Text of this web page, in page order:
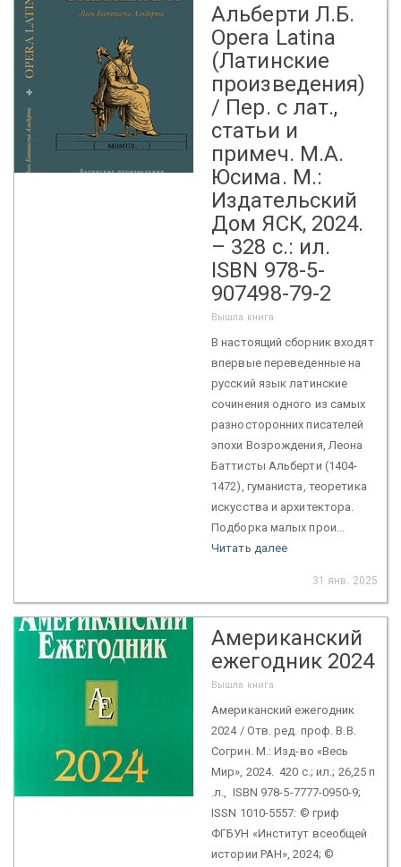
Альберти Л.Б.
Opera Latina
(Латинские
произведения)
/ Пер. с лат.,
статьи и
примеч. М.А.
Юсима. М.:
Издательский
Дом ЯСК, 2024.
– 328 с.: ил.
ISBN 978-5-
907498-79-2
Вышла книга
В настоящий сборник входят
впервые переведенные на
русский язык латинские
сочинения одного из самых
разносторонних писателей
эпохи Возрождения, Леона
Баттисты Альберти (1404-
1472), гуманиста, теоретика
искусства и архитектора.
Подборка малых прои...
Читать далее
31 янв. 2025
Американский
ежегодник 2024
Вышла книга
Американский ежегодник
2024 / Отв. ред. проф. В.В.
Согрин. М.: Изд-во «Весь
Мир», 2024. 420 с.; ил.; 26,25 п
.л., ISBN 978-5-7777-0950-9;
ISSN 1010-5557: © гриф
ФГБУН «Институт всеобщей
истории РАН», 2024; ©